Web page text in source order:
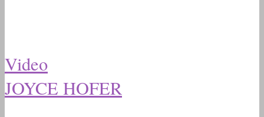
Video
JOYCE HOFER